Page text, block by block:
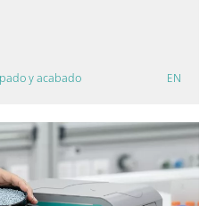
y acabado EN